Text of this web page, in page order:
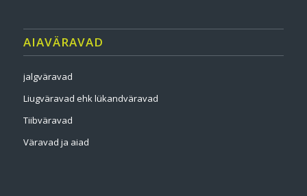
AIAVÄRAVAD
jalgväravad
Liugväravad ehk lükandväravad
Tiibväravad
Väravad ja aiad